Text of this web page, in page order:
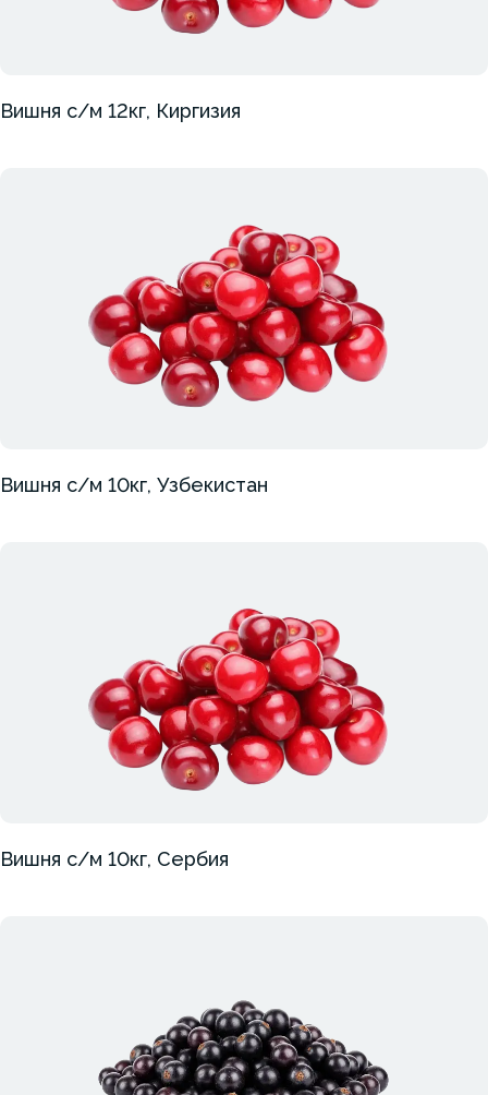
Вишня с/м 12кг, Киргизия
Вишня с/м 10кг, Узбекистан
Вишня с/м 10кг, Сербия